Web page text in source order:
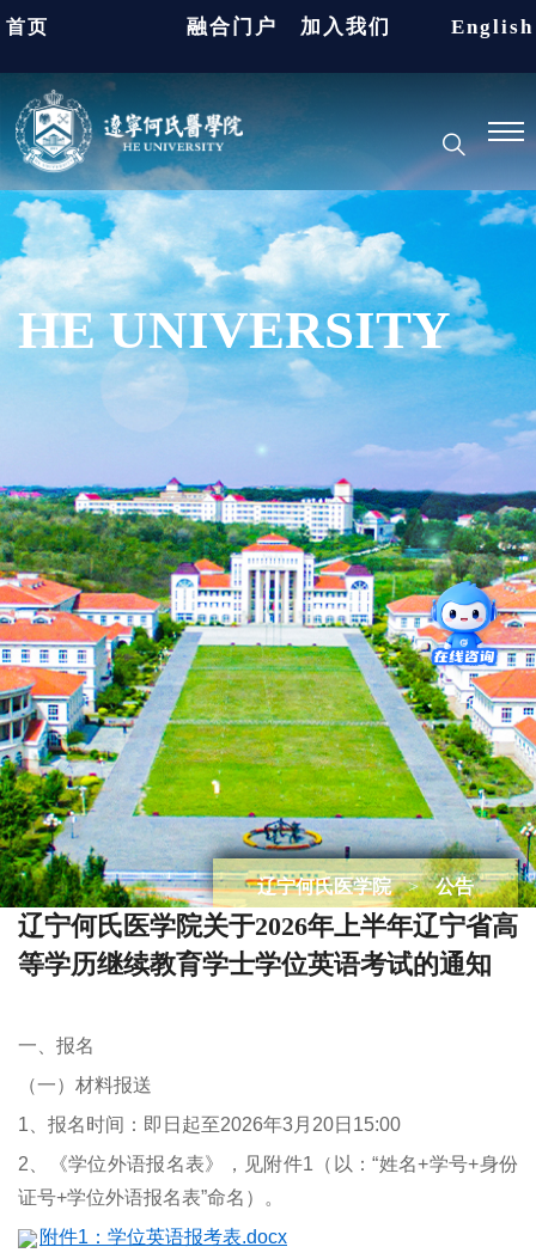
首页 融合门户 加入我们 English
HE UNIVERSITY
辽宁何氏医学院 > 公告
辽宁何氏医学院关于2026年上半年辽宁省高
等学历继续教育学士学位英语考试的通知
一、报名
（一）材料报送
1、报名时间：即日起至2026年3月20日15:00
2、《学位外语报名表》，见附件1（以：“姓名+学号+身份
证号+学位外语报名表”命名）。
附件1：学位英语报考表.docx